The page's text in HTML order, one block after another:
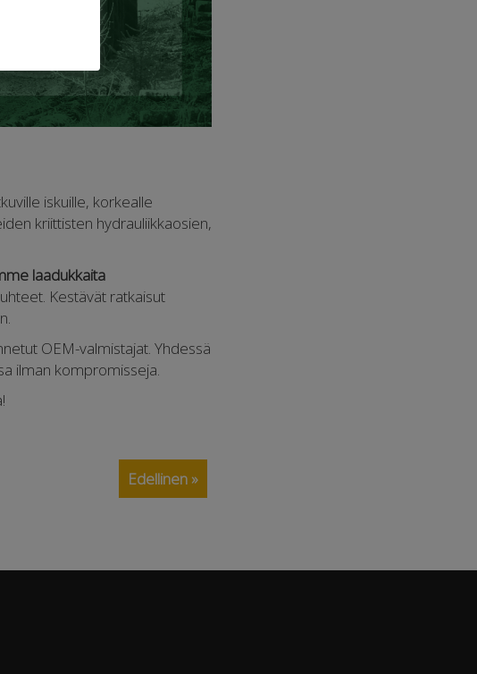
iskuille, korkealle
kriittisten hydrauliikkaosien,
laadukkaita
Kestävät ratkaisut
OEM-valmistajat. Yhdessä
ilman kompromisseja.
Edellinen »